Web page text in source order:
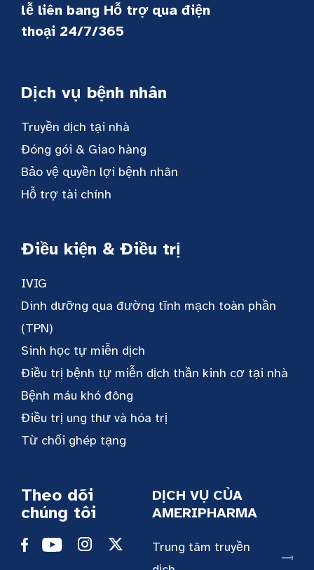
lễ liên bang Hỗ trợ qua điện
thoại 24/7/365
Dịch vụ bệnh nhân
Truyền dịch tại nhà
Đóng gói & Giao hàng
Bảo vệ quyền lợi bệnh nhân
Hỗ trợ tài chính
Điều kiện & Điều trị
IVIG
Dinh dưỡng qua đường tĩnh mạch toàn phần
(TPN)
Sinh học tự miễn dịch
Điều trị bệnh tự miễn dịch thần kinh cơ tại nhà
Bệnh máu khó đông
Điều trị ung thư và hóa trị
Từ chối ghép tạng
Theo dõi
chúng tôi
DỊCH VỤ CỦA
AMERIPHARMA
Trung tâm truyền